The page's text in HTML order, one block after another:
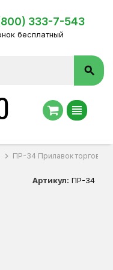
333-7-543
бесплатный
search
view_headline
chevron_right ПР-34 Прилавок
Артикул: ПР-34